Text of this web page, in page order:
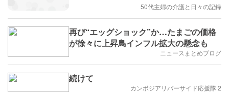
50代主婦の介護と日々の記録
再び“エッグショック”か…たまごの価格
が徐々に上昇鳥インフル拡大の懸念も
ニュースまとめブログ
続けて
カンボジアリバーサイド応援隊 2